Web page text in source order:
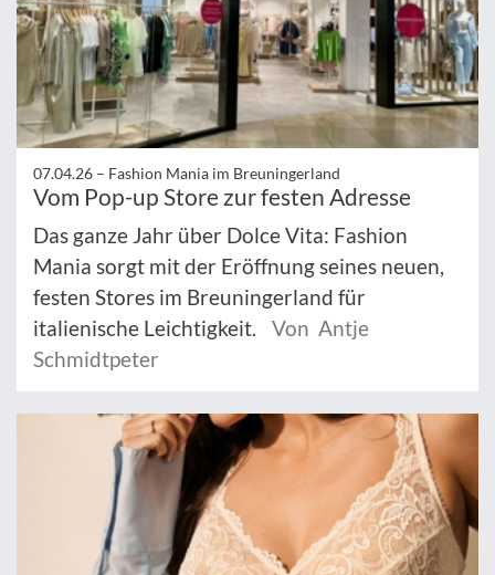
07.04.26 – Fashion Mania im Breuningerland
Vom Pop-up Store zur festen Adresse
Das ganze Jahr über Dolce Vita: Fashion
Mania sorgt mit der Eröffnung seines neuen,
festen Stores im Breuningerland für
italienische Leichtigkeit.
Von Antje
Schmidtpeter